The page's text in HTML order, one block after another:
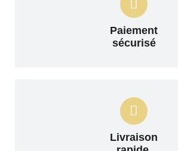
Paiement
sécurisé
Livraison